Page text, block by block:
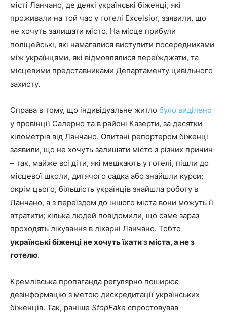
місті Ланчано, де деякі українські біженці, які
проживали на той час у готелі Excelsior, заявили, що
не хочуть залишати місто. На місце прибули
поліцейські, які намагалися виступити посередниками
між українцями, які відмовлялися переїжджати, та
місцевими представниками Департаменту цивільного
захисту.
Справа в тому, що індивідуальне житло було виділено
у провінції Салерно та в районі Казерти, за десятки
кілометрів від Ланчано. Опитані репортером біженці
заявили, що не хочуть залишати місто з різних причин
– так, майже всі діти, які мешкають у готелі, пішли до
місцевої школи, дитячого садка або знайшли курси;
окрім цього, більшість українців знайшла роботу в
Ланчано, а з переїздом до іншого міста вони можуть її
втратити; кілька людей повідомили, що саме зараз
проходять лікування в лікарні Ланчано. Тобто
українські біженці не хочуть їхати з міста, а не з
готелю.
Кремлівська пропаганда регулярно поширює
дезінформацію з метою дискредитації українських
біженців. Так, раніше StopFake спростовував